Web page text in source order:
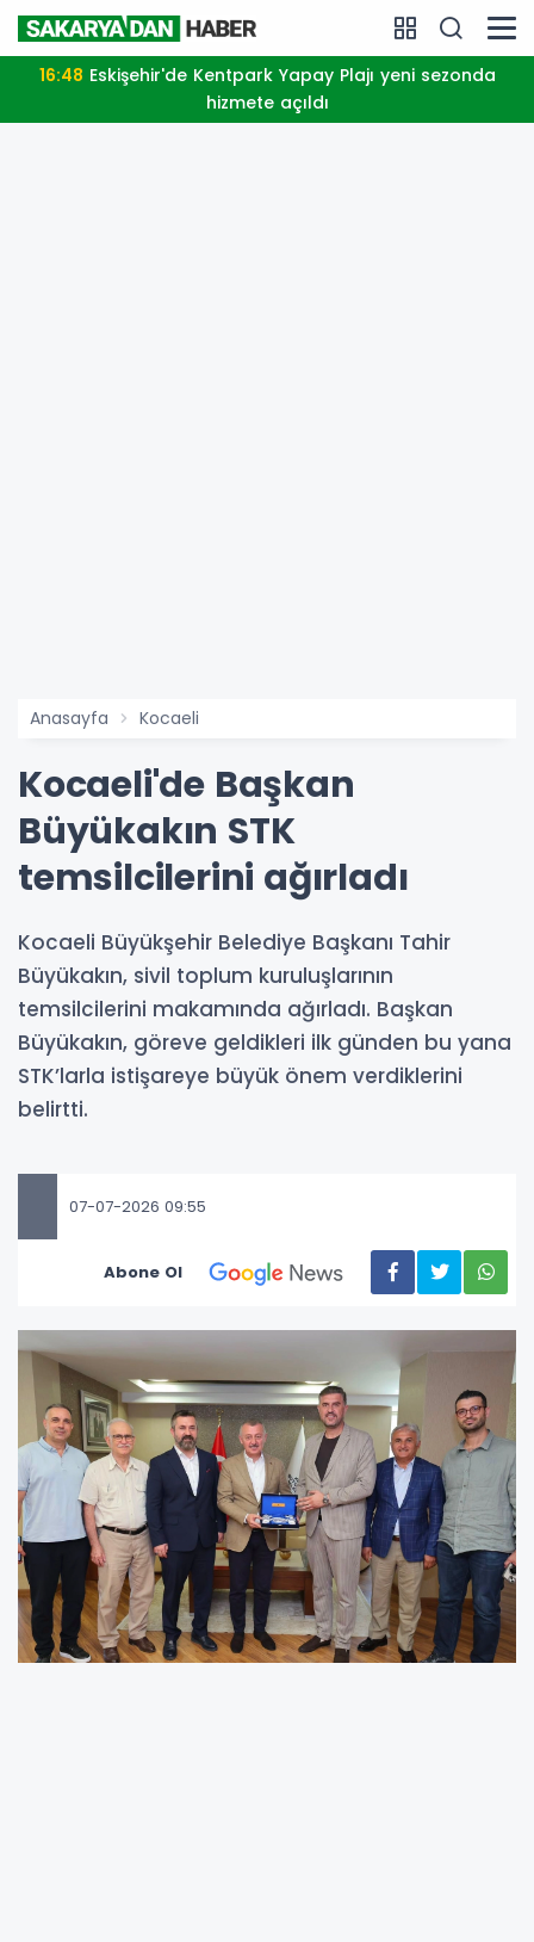
16:48
hizmete açıldı
Anasayfa Kocaeli
Kocaeli'de Başkan
Büyükakın STK
temsilcilerini ağırladı
Kocaeli Büyükşehir Belediye Başkanı Tahir
Büyükakın, sivil toplum kuruluşlarının
temsilcilerini makamında ağırladı. Başkan
Büyükakın, göreve geldikleri ilk günden bu yana
STK’larla istişareye büyük önem verdiklerini
belirtti.
07-07-2026 09:55
Abone Ol